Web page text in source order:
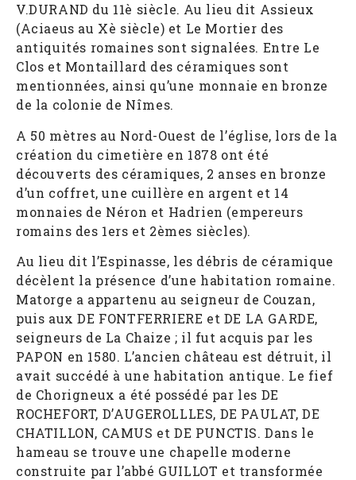
V.DURAND du 11è siècle. Au lieu dit Assieux
(Aciaeus au Xè siècle) et Le Mortier des
antiquités romaines sont signalées. Entre Le
Clos et Montaillard des céramiques sont
mentionnées, ainsi qu’une monnaie en bronze
de la colonie de Nîmes.
A 50 mètres au Nord-Ouest de l’église, lors de la
création du cimetière en 1878 ont été
découverts des céramiques, 2 anses en bronze
d’un coffret, une cuillère en argent et 14
monnaies de Néron et Hadrien (empereurs
romains des 1ers et 2èmes siècles).
Au lieu dit l’Espinasse, les débris de céramique
décèlent la présence d’une habitation romaine.
Matorge a appartenu au seigneur de Couzan,
puis aux DE FONTFERRIERE et DE LA GARDE,
seigneurs de La Chaize ; il fut acquis par les
PAPON en 1580. L’ancien château est détruit, il
avait succédé à une habitation antique. Le fief
de Chorigneux a été possédé par les DE
ROCHEFORT, D’AUGEROLLLES, DE PAULAT, DE
CHATILLON, CAMUS et DE PUNCTIS. Dans le
hameau se trouve une chapelle moderne
construite par l’abbé GUILLOT et transformée